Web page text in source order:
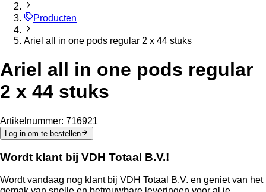
Producten
Ariel all in one pods regular 2 x 44 stuks
Ariel all in one pods regular
2 x 44 stuks
Artikelnummer: 716921
Log in om te bestellen
Wordt klant bij VDH Totaal B.V.!
Wordt vandaag nog klant bij VDH Totaal B.V. en geniet van het